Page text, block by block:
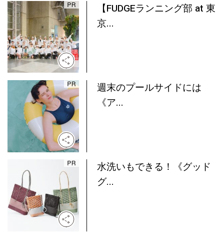
【FUDGEランニング部 at 東
京...
週末のプールサイドには
《ア...
水洗いもできる！《グッド
グ...